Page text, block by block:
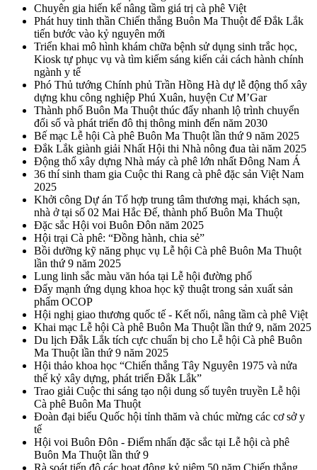
Chuyên gia hiến kế nâng tầm giá trị cà phê Việt
Phát huy tinh thần Chiến thắng Buôn Ma Thuột để Đắk Lắk
tiến bước vào kỷ nguyên mới
Triển khai mô hình khám chữa bệnh sử dụng sinh trắc học,
Kiosk tự phục vụ và tìm kiếm sáng kiến cải cách hành chính
ngành y tế
Phó Thủ tướng Chính phủ Trần Hồng Hà dự lễ động thổ xây
dựng khu công nghiệp Phú Xuân, huyện Cư M’Gar
Thành phố Buôn Ma Thuột thúc đẩy nhanh lộ trình chuyển
đổi số và phát triển đô thị thông minh đến năm 2030
Bế mạc Lễ hội Cà phê Buôn Ma Thuột lần thứ 9 năm 2025
Đắk Lắk giành giải Nhất Hội thi Nhà nông đua tài năm 2025
Động thổ xây dựng Nhà máy cà phê lớn nhất Đông Nam Á
36 thí sinh tham gia Cuộc thi Rang cà phê đặc sản Việt Nam
2025
Khởi công Dự án Tổ hợp trung tâm thương mại, khách sạn,
nhà ở tại số 02 Mai Hắc Đế, thành phố Buôn Ma Thuột
Đặc sắc Hội voi Buôn Đôn năm 2025
Hội trại Cà phê: “Đồng hành, chia sẻ”
Bồi dưỡng kỹ năng phục vụ Lễ hội Cà phê Buôn Ma Thuột
lần thứ 9 năm 2025
Lung linh sắc màu văn hóa tại Lễ hội đường phố
Đẩy mạnh ứng dụng khoa học kỹ thuật trong sản xuất sản
phẩm OCOP
Hội nghị giao thương quốc tế - Kết nối, nâng tầm cà phê Việt
Khai mạc Lễ hội Cà phê Buôn Ma Thuột lần thứ 9, năm 2025
Du lịch Đắk Lắk tích cực chuẩn bị cho Lễ hội Cà phê Buôn
Ma Thuột lần thứ 9 năm 2025
Hội thảo khoa học “Chiến thắng Tây Nguyên 1975 và nửa
thế kỷ xây dựng, phát triển Đắk Lắk”
Trao giải Cuộc thi sáng tạo nội dung số tuyên truyền Lễ hội
Cà phê Buôn Ma Thuột
Đoàn đại biểu Quốc hội tỉnh thăm và chúc mừng các cơ sở y
tế
Hội voi Buôn Đôn - Điểm nhấn đặc sắc tại Lễ hội cà phê
Buôn Ma Thuột lần thứ 9